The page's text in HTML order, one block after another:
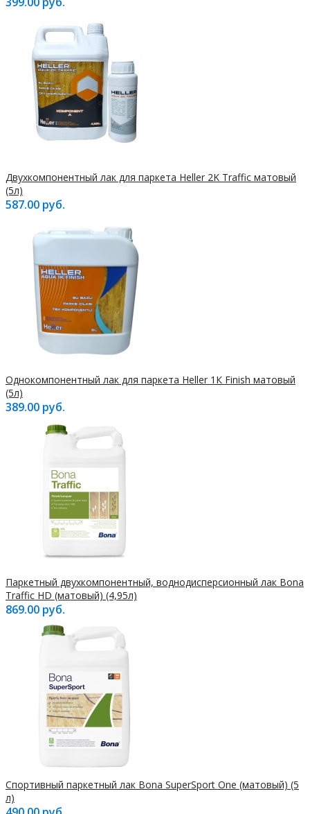
Двухкомпонентный лак для паркета Heller 2K Traffic матовый
(5л)
587.00 руб.
Однокомпонентный лак для паркета Heller 1К Finish матовый
(5л)
389.00 руб.
Паркетный двухкомпонентный, воднодисперсионный лак Bona
Traffic HD (матовый) (4,95л)
869.00 руб.
Спортивный паркетный лак Bona SuperSport One (матовый) (5
л)